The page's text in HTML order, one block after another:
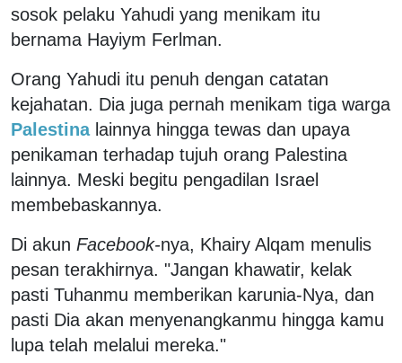
sosok pelaku Yahudi yang menikam itu
bernama Hayiym Ferlman.
Orang Yahudi itu penuh dengan catatan
kejahatan. Dia juga pernah menikam tiga warga
Palestina lainnya hingga tewas dan upaya
penikaman terhadap tujuh orang Palestina
lainnya. Meski begitu pengadilan Israel
membebaskannya.
Di akun Facebook-nya, Khairy Alqam menulis
pesan terakhirnya. "Jangan khawatir, kelak
pasti Tuhanmu memberikan karunia-Nya, dan
pasti Dia akan menyenangkanmu hingga kamu
lupa telah melalui mereka."